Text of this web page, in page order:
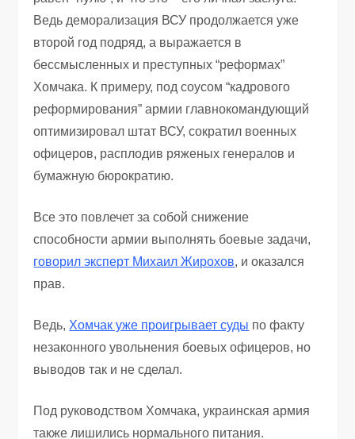
Ведь деморализация ВСУ продолжается уже
второй год подряд, а выражается в
бессмысленных и преступных “реформах”
Хомчака. К примеру, под соусом “кадрового
реформирования” армии главнокомандующий
оптимизировал штат ВСУ, сократил военных
офицеров, расплодив ряженых генералов и
бумажную бюрократию.
Все это повлечет за собой снижение
способности армии выполнять боевые задачи,
говорил эксперт Михаил Жирохов, и оказался
прав.
Ведь, Хомчак уже проигрывает суды по факту
незаконного увольнения боевых офицеров, но
выводов так и не сделал.
Под руководством Хомчака, украинская армия
также лишились нормального питания.